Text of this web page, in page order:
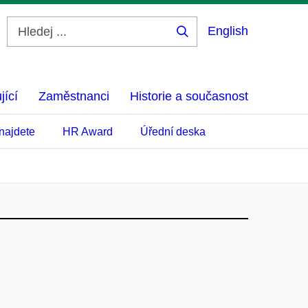
English
Zaměstnanci Historie a současnost
HR Award Úřední deska